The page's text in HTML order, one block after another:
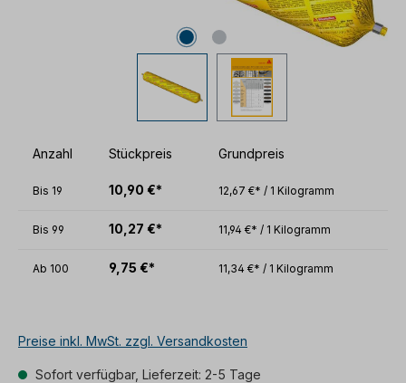
Anzahl Stückpreis Grundpreis
Bis 19 10,90 €* 12,67 €* / 1 Kilogramm
Bis 99 10,27 €* 11,94 €* / 1 Kilogramm
Ab 100 9,75 €* 11,34 €* / 1 Kilogramm
Preise inkl. MwSt. zzgl. Versandkosten
Sofort verfügbar, Lieferzeit: 2-5 Tage